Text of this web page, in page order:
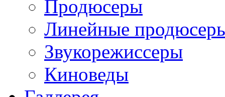
Продюсеры
Линейные
Звукорежиссеры
Киноведы